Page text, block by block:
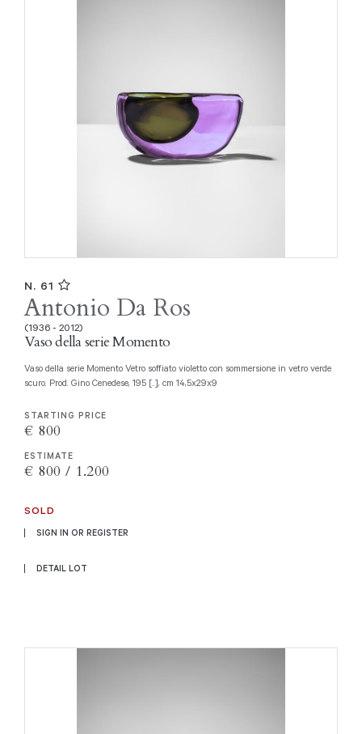
N. 61
Antonio Da Ros
(1936 - 2012)
Vaso della serie Momento
Vaso della serie Momento Vetro soffiato violetto con sommersione in vetro verde
scuro. Prod. Gino Cenedese, 195 [..], cm 14,5x29x9
STARTING PRICE
€ 800
ESTIMATE
€ 800 / 1.200
SOLD
SIGN IN OR REGISTER
DETAIL LOT